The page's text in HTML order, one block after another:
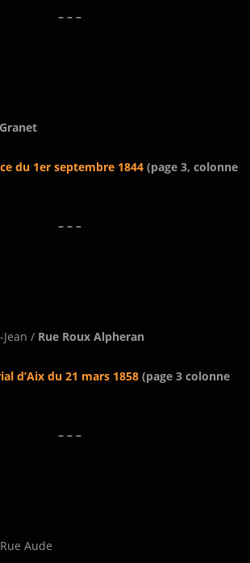
– – –
du 1er septembre 1844 (page 3, colonne
– – –
Jean / Rue Roux Alpheran
d’Aix du 21 mars 1858 (page 3 colonne
– – –
Aude